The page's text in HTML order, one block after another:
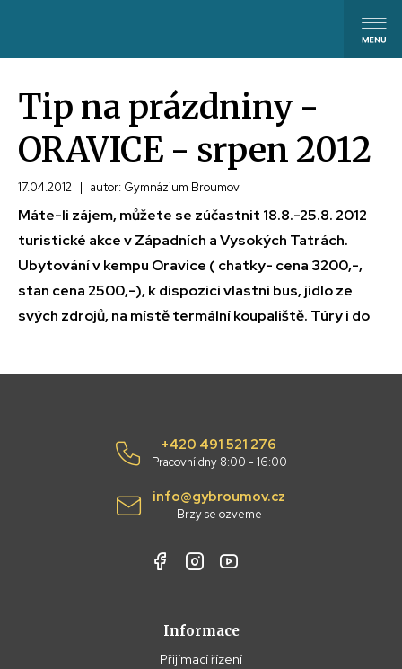
Tip na prázdniny -
ORAVICE - srpen 2012
17.04.2012 | autor: Gymnázium Broumov
Máte-li zájem, můžete se zúčastnit 18.8.-25.8. 2012
turistické akce v Západních a Vysokých Tatrách.
Ubytování v kempu Oravice ( chatky- cena 3200,-,
stan cena 2500,-), k dispozici vlastní bus, jídlo ze
svých zdrojů, na místě termální koupaliště. Túry i do
+420 491 521 276
Pracovní dny 8:00 - 16:00
info@gybroumov.cz
Brzy se ozveme
Informace
Přijímací řízení